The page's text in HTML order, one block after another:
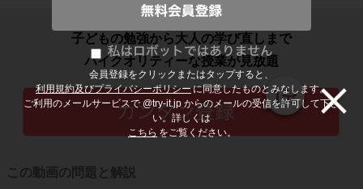
会員登録をクリックまたはタップすると、
利用規約及びプライバシーポリシーに同意したものとみなします。
ご利用のメールサービスで @try-it.jp からのメールの受信を許可して下さ
い。詳しくは
こちら をご覧ください。
子どもの勉強から大人の学び直しまで
ハイクオリティーな授業が見放題
この動画の問題と解説